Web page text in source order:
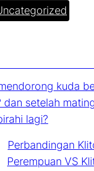
kuda
dan setelah
lagi?
Perbandingan
Perempuan VS